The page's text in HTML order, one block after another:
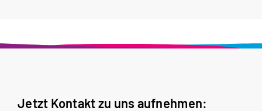
Jetzt Kontakt zu uns aufnehmen: